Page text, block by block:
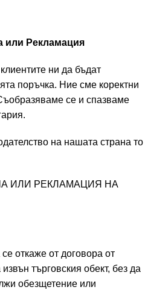
или Рекламация
ни да бъдат
поръчка. Ние сме коректни
се и спазваме
на нашата страна то
ИЛИ РЕКЛАМАЦИЯ НА
откаже от договора от
търговския обект, без да
обезщетение или